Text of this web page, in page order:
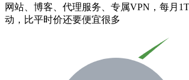
网站、博客、代理服务、专属VPN，每月
动，比平时价还要便宜很多